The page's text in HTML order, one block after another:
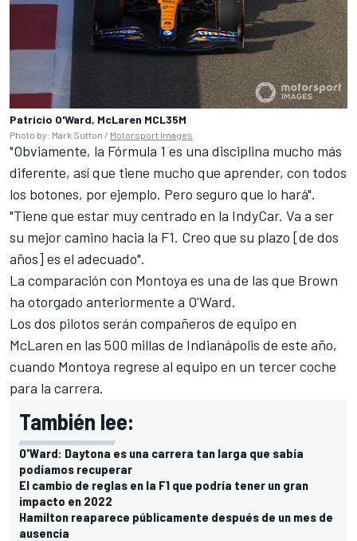
Patricio O'Ward, McLaren MCL35M
Photo by: Mark Sutton / Motorsport Images
"Obviamente, la Fórmula 1 es una disciplina mucho más
diferente, así que tiene mucho que aprender, con todos
los botones, por ejemplo. Pero seguro que lo hará".
"Tiene que estar muy centrado en la IndyCar. Va a ser
su mejor camino hacia la F1. Creo que su plazo [de dos
años] es el adecuado".
La comparación con Montoya es una de las que Brown
ha otorgado anteriormente a O'Ward.
Los dos pilotos serán compañeros de equipo en
McLaren en las 500 millas de Indianápolis de este año,
cuando Montoya regrese al equipo en un tercer coche
para la carrera.
También lee:
O'Ward: Daytona es una carrera tan larga que sabía
podíamos recuperar
El cambio de reglas en la F1 que podría tener un gran
impacto en 2022
Hamilton reaparece públicamente después de un mes de
ausencia